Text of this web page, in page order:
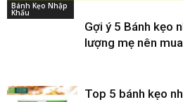
Bánh Kẹo Nhập
Khẩu
Gợi ý 5 Bánh kẹo
lượng mẹ nên
Top 5 bánh kẹo